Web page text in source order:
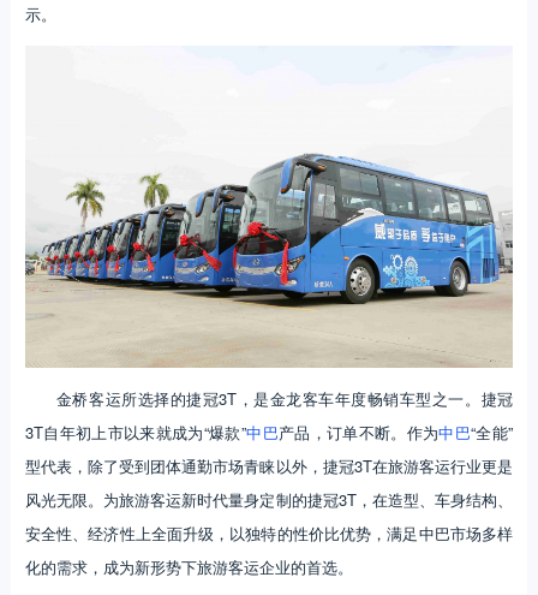
示。
金桥客运所选择的捷冠3T，是金龙客车年度畅销车型之一。捷冠
3T自年初上市以来就成为“爆款”中巴产品，订单不断。作为中巴“全能”
型代表，除了受到团体通勤市场青睐以外，捷冠3T在旅游客运行业更是
风光无限。为旅游客运新时代量身定制的捷冠3T，在造型、车身结构、
安全性、经济性上全面升级，以独特的性价比优势，满足中巴市场多样
化的需求，成为新形势下旅游客运企业的首选。